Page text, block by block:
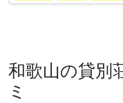
和歌山の貸別
ミ